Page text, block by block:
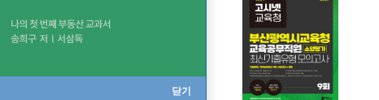
닫기